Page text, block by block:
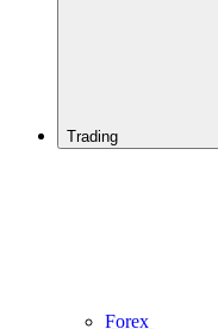
Trading
Forex